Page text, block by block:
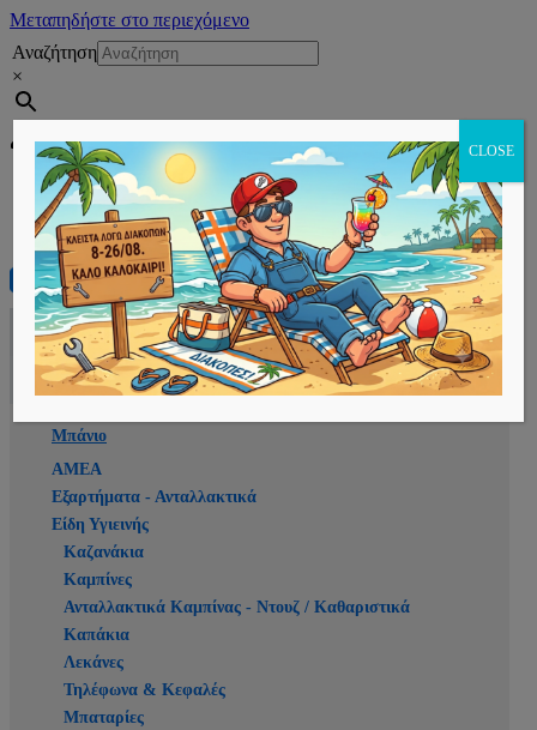
Μεταπηδήστε στο περιεχόμενο
Αναζήτηση
×
Εγγραφή
Αρχική
E-shop
Μπάνιο
ΑΜΕΑ
Εξαρτήματα - Ανταλλακτικά
Είδη Υγιεινής
Καζανάκια
Καμπίνες
Ανταλλακτικά Καμπίνας - Ντουζ / Καθαριστικά
Καπάκια
Λεκάνες
Τηλέφωνα & Κεφαλές
Μπαταρίες
CLOSE